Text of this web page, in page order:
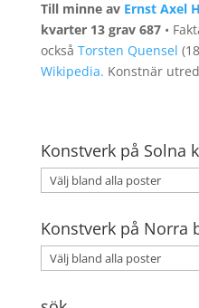
Till minne av Ernst Axel
kvarter 13 grav 687•
också Torsten Quensel
Wikipedia. Konstnär
Konstverk på Solna
Konstverk på Norra